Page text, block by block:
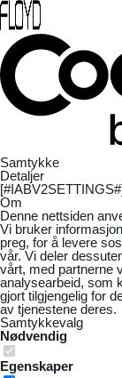
Samtykke
Detaljer
Om
Denne nettsiden
Vi bruker
preg, for å levere
vår. Vi deler
vårt, med partnerne
analysearbeid, som
gjort tilgjengelig for
av tjenestene deres.
Samtykkevalg
Nødvendig
Egenskaper